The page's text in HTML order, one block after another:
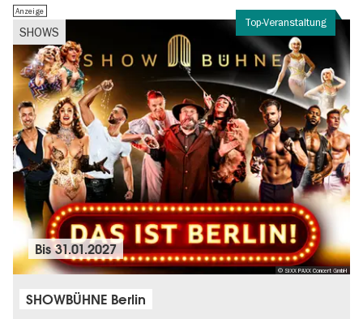
Top-Veranstaltung
SHOWS
Anzeige
© SIXX PAXX Concert GmbH
Bis31.01.2027
SHOWBÜHNE Berlin